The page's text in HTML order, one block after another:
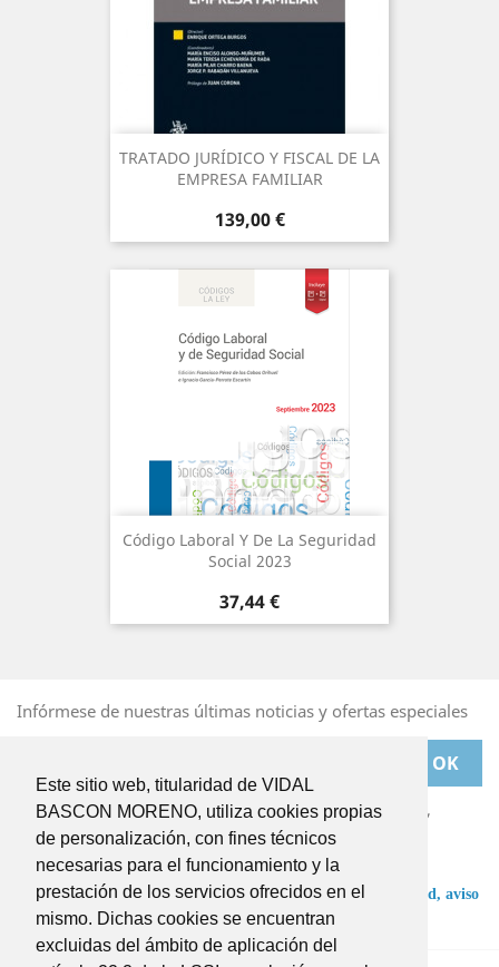
Este sitio web, titularidad de VIDAL
BASCON MORENO, utiliza cookies propias
de personalización, con fines técnicos
necesarias para el funcionamiento y la
prestación de los servicios ofrecidos en el
mismo. Dichas cookies se encuentran
excluidas del ámbito de aplicación del
TRATADO JURÍDICO Y FISCAL DE LA
EMPRESA FAMILIAR
Precio
139,00 €
Código Laboral Y De La Seguridad
Social 2023
Precio
37,44 €
Infórmese de nuestras últimas noticias y ofertas especiales
Puede darse de baja en cualquier momento. Para ello,
deberá dirigirse a
BASCONMORENO@BASCONMORENO.COM
He leído y acepto las condiciones de lapolítica de privacidad, aviso
legalytérminos y condiciones.